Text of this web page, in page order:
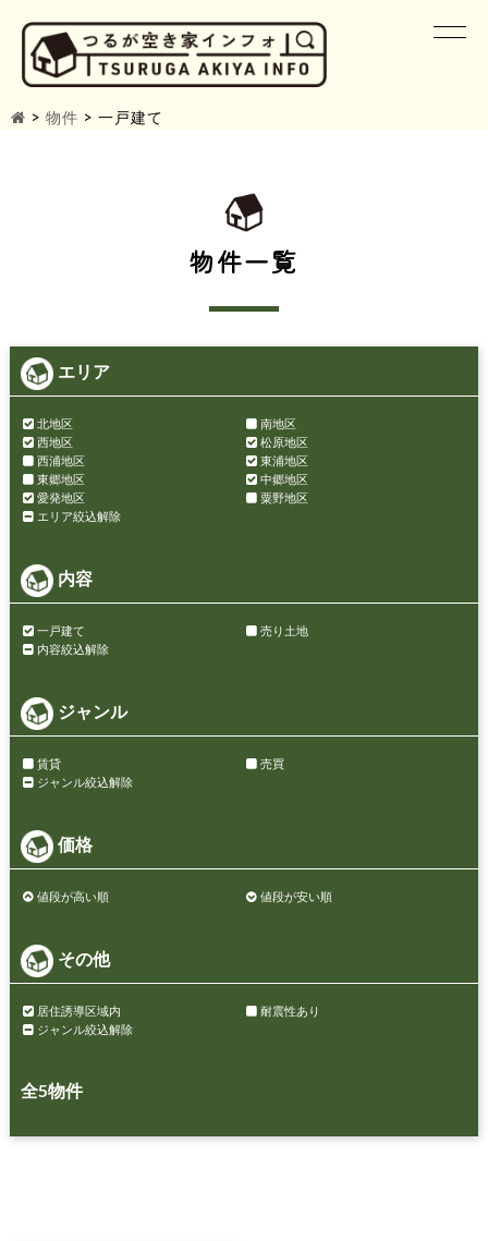
> 物件 > 一戸建て
物件一覧
エリア
北地区
南地区
西地区
松原地区
西浦地区
東浦地区
東郷地区
中郷地区
愛発地区
粟野地区
エリア絞込解除
内容
一戸建て
売り土地
内容絞込解除
ジャンル
賃貸
売買
ジャンル絞込解除
価格
値段が高い順 値段が安い順
その他
居住誘導区域内
耐震性あり
ジャンル絞込解除
全5物件